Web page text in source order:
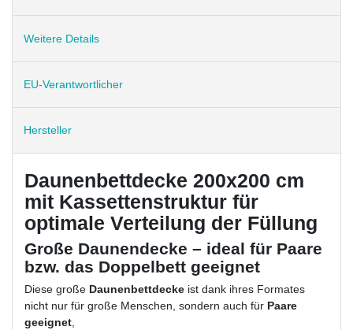
Weitere Details
EU-Verantwortlicher
Hersteller
Daunenbettdecke 200x200 cm
mit Kassettenstruktur für
optimale Verteilung der Füllung
Große Daunendecke – ideal für Paare
bzw. das Doppelbett geeignet
Diese große Daunenbettdecke ist dank ihres Formates
nicht nur für große Menschen, sondern auch für Paare
geeignet,